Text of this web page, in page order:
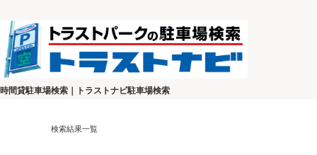
時間貸駐車場検索｜トラストナビ駐車場検索
検索結果一覧